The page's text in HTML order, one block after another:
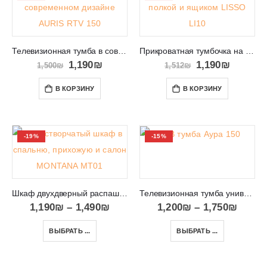
Телевизионная тумба в современном дизайне AURIS RTV 150
1,500₪ 1,190₪
В КОРЗИНУ
Прикроватная тумбочка на высоких ножках LISSO LI10
1,512₪ 1,190₪
В КОРЗИНУ
-19%
Шкаф двухдверный распашной шириной 80 см MONTANA MT01
1,190₪ – 1,490₪
ВЫБРАТЬ ...
-15%
Телевизионная тумба универсальная RTV Aura 150
1,200₪ – 1,750₪
ВЫБРАТЬ ...